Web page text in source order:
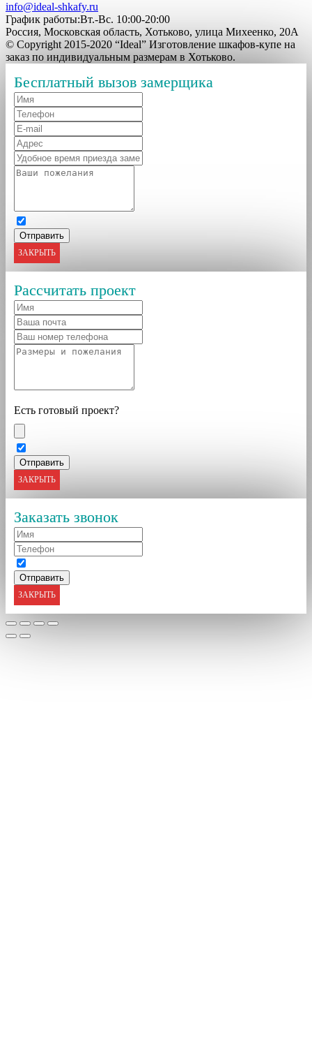
info@ideal-shkafy.ru
График работы:Вт.-Вс. 10:00-20:00
Россия, Московская область, Хотьково, улица Михеенко, 20А
© Copyright 2015-2020 “Ideal” Изготовление шкафов-купе на
заказ по индивидуальным размерам в Хотьково.
Бесплатный вызов замерщика
ЗАКРЫТЬ
Рассчитать проект
Есть готовый проект?
ЗАКРЫТЬ
Заказать звонок
ЗАКРЫТЬ